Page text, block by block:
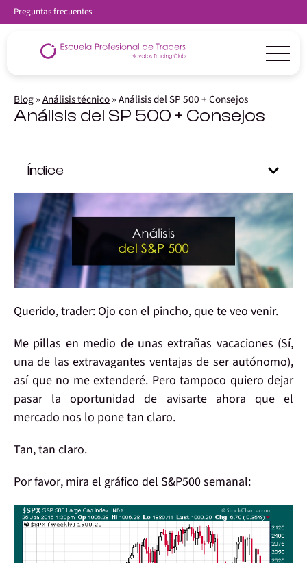
Preguntas frecuentes
Blog»Análisis técnico»Análisis del SP 500 + Consejos
Análisis del SP 500 + Consejos
Índice
Querido,trader: Ojo con el pincho, que te veo venir.
Me pillas en medio de unas extrañas vacaciones (Sí,
una de las extravagantes ventajas de ser autónomo),
así que no me extenderé. Pero tampoco quiero dejar
pasar laoportunidad de avisarteahora queel
mercado nos lo pone tan claro.
Tan, tan claro.
Por favor, mira el gráfico del S&P500 semanal: